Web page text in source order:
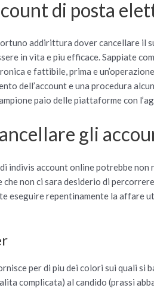
di posta
addirittura dover cancellare il
in vita e piu efficace. Sappiate
e fattibile, prima e
dell’account e una procedura
paio delle piattaforme con
gli
di indivis account online potrebbe
non ci sara desiderio di
eseguire repentinamente la affare
per di piu dei colori sui quali si
complicata) al candido (prassi